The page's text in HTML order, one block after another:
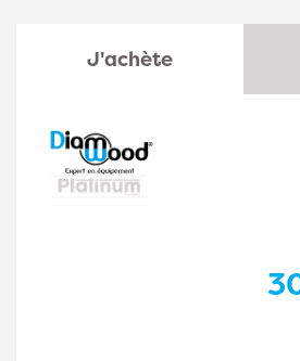
J'achète